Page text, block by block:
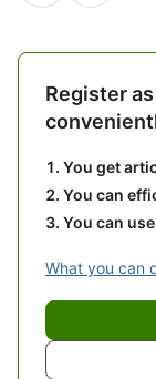
Register
You get
You can
You can
What you can